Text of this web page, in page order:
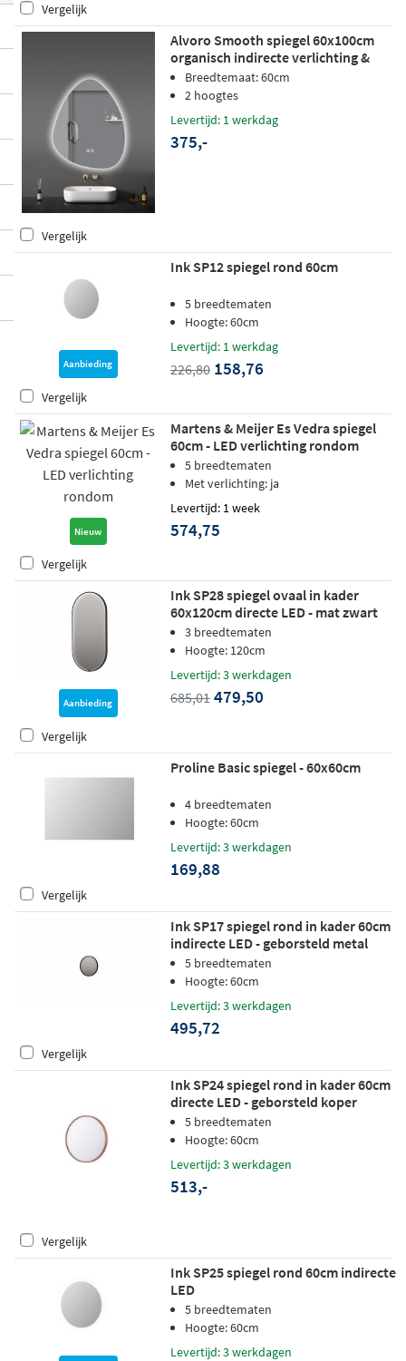
Vergelijk
Alvoro Smooth spiegel 60x100cm
organisch indirecte verlichting &
verwarming
Breedtemaat: 60cm
2 hoogtes
Levertijd: 1 werkdag
375,-
Vergelijk
Aanbieding
Ink SP12 spiegel rond 60cm
5 breedtematen
Hoogte: 60cm
Levertijd: 1 werkdag
226,80 158,76
Vergelijk
Nieuw
Martens & Meijer Es Vedra spiegel
60cm - LED verlichting rondom
5 breedtematen
Met verlichting: ja
Levertijd: 1 week
574,75
Vergelijk
Aanbieding
Ink SP28 spiegel ovaal in kader
60x120cm directe LED - mat zwart
3 breedtematen
Hoogte: 120cm
Levertijd: 3 werkdagen
685,01 479,50
Vergelijk
Proline Basic spiegel - 60x60cm
4 breedtematen
Hoogte: 60cm
Levertijd: 3 werkdagen
169,88
Vergelijk
Ink SP17 spiegel rond in kader 60cm
indirecte LED - geborsteld metal
black5 breedtematen
Hoogte: 60cm
Levertijd: 3 werkdagen
495,72
Vergelijk
Ink SP24 spiegel rond in kader 60cm
directe LED - geborsteld koper
5 breedtematen
Hoogte: 60cm
Levertijd: 3 werkdagen
513,-
Vergelijk
Ink SP25 spiegel rond 60cm indirecte
LED
5 breedtematen
Hoogte: 60cm
Levertijd: 3 werkdagen